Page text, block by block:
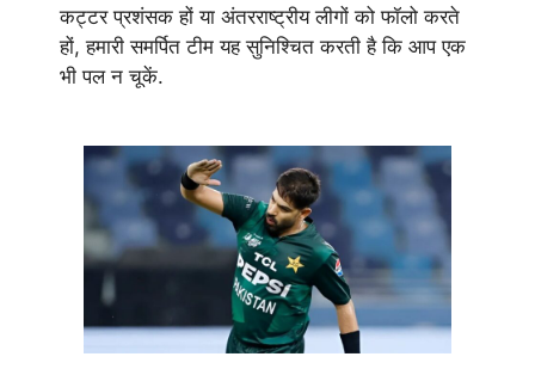
कट्टर प्रशंसक हों या अंतरराष्ट्रीय लीगों को फॉलो करते
हों, हमारी समर्पित टीम यह सुनिश्चित करती है कि आप एक
भी पल न चूकें.